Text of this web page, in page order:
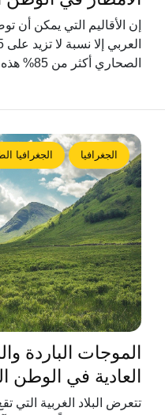
إن الأقاليم التي يمكن أن
الصحاري أكثر من 85% هذه المساحة.
الجغرافيا الجغرافيا
الموجات الباردة
العادية في الوطن
تتعرض البلاد الغربية التي